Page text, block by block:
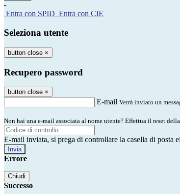
-
Entra con SPID Entra con CIE
Seleziona utente
button close ×
Recupero password
button close ×
E-mail Verrà inviato un
Non hai una e-mail associata al nome utente? Effettua il reset
E-mail inviata, si prega di controllare la casella di posta
Errore
Chiudi
Successo